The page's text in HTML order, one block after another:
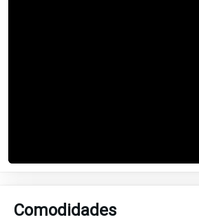
Comodidades